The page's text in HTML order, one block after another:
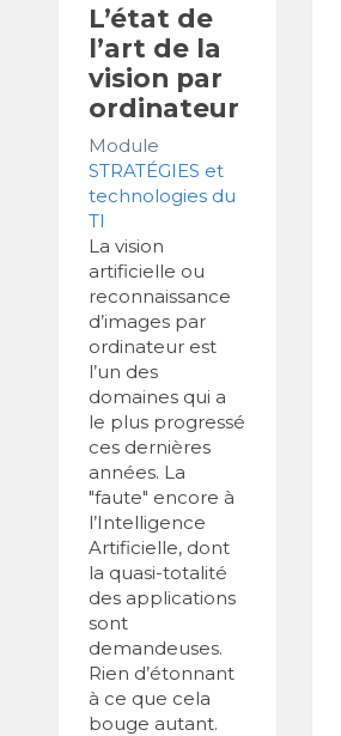
L’état de
l’art de la
vision par
ordinateur
Module
STRATÉGIES et
technologies du
TI
La vision
artificielle ou
reconnaissance
d’images par
ordinateur est
l’un des
domaines qui a
le plus progressé
ces dernières
années. La
"faute" encore à
l’Intelligence
Artificielle, dont
la quasi-totalité
des applications
sont
demandeuses.
Rien d’étonnant
à ce que cela
bouge autant.